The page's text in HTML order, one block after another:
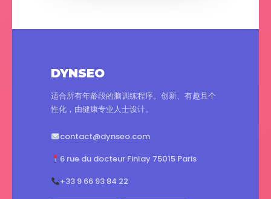
DYNSEO
适合所有年龄段的脑训练程序。创新、有趣且个
性化，由健康专业人士设计。
contact@dynseo.com
6 rue du docteur Finlay 75015 Paris
+33 9 66 93 84 22